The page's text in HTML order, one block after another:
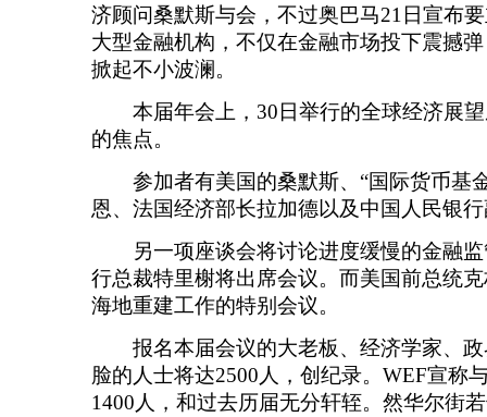
济顾问桑默斯与会，不过奥巴马21日宣布
大型金融机构，不仅在金融市场投下震撼
掀起不小波澜。
本届年会上，30日举行的全球经济展望
的焦点。
参加者有美国的桑默斯、“国际货币基
恩、法国经济部长拉加德以及中国人民银
另一项座谈会将讨论进度缓慢的金融监
行总裁特里榭将出席会议。而美国前总统
海地重建工作的特别会议。
报名本届会议的大老板、经济学家、政
脸的人士将达2500人，创纪录。WEF宣称
1400人，和过去历届无分轩轾。然华尔街